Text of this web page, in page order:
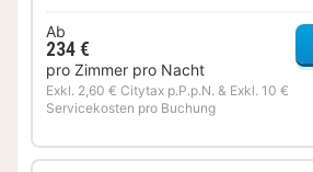
Ab
234 €
pro Zimmer pro Nacht
Exkl. 2,60 € Citytax p.P.p.N. & Exkl. 10 €
Servicekosten pro Buchung